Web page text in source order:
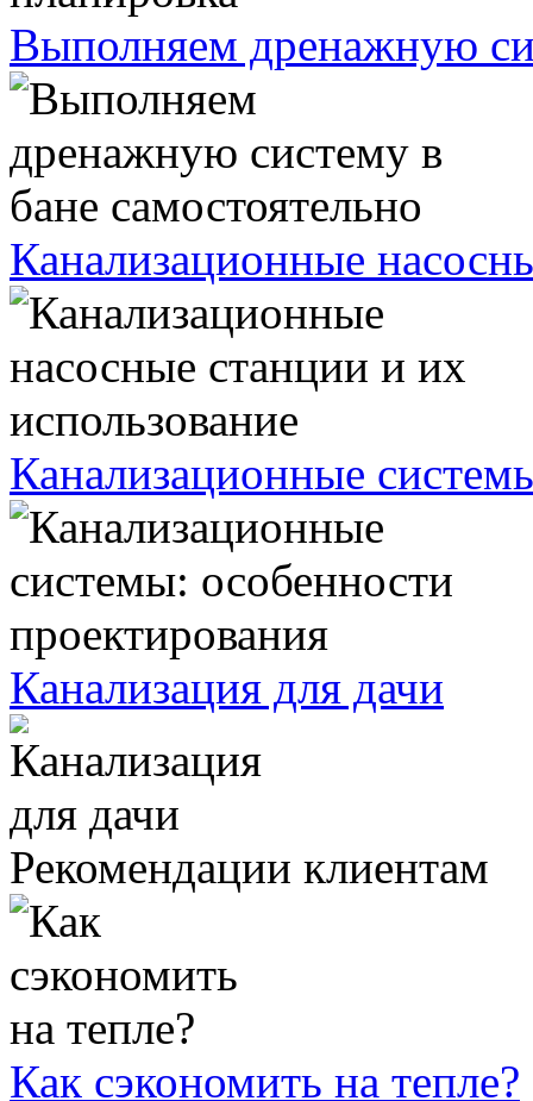
Выполняем дренажную
Канализационные
Канализационные
Канализация для дачи
Рекомендации клиентам
Как сэкономить на тепле?